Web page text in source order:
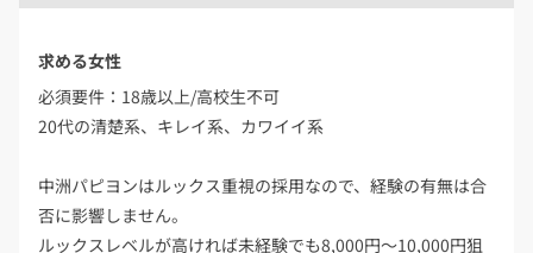
求める女性
必須要件：18歳以上/高校生不可
20代の清楚系、キレイ系、カワイイ系
中洲パピヨンはルックス重視の採用なので、経験の有無は合
否に影響しません。
ルックスレベルが高ければ未経験でも8,000円～10,000円狙